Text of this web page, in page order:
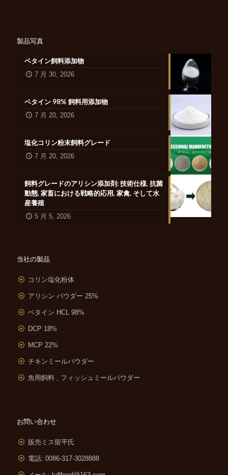
製品写真
ベタイン飼料添加物
7 月 30, 2026
ベタイン 98% 飼料用添加物
7 月 20, 2026
塩化コリン粉末飼料グレード
7 月 20, 2026
飼料グレードのアリシン添加剤: 技術仕様, 抗菌
動態, 家畜における戦略的応用, 家禽, そして水
産養殖
5 月 5, 2026
当社の製品
コリン塩化粉体
アリシン パウダー 25%
ベタイン HCL 98%
DCP 18%
MCP 22%
チキンミールパウダー
魚用飼料 , フィッシュミールパウダー
お問い合わせ
販売ミス留平氏
電話: 0086-317-3028888